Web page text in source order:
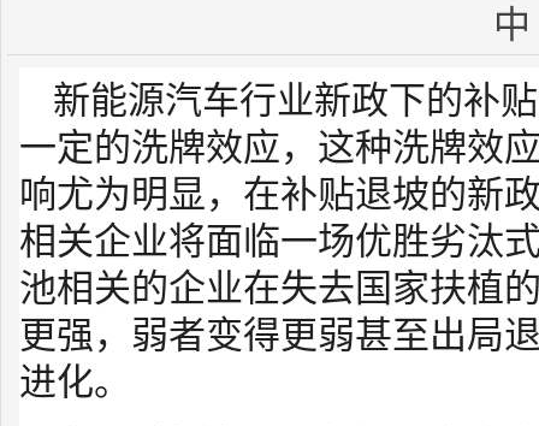
中
新能源汽车行业新政下的补
一定的洗牌效应，这种洗牌效
响尤为明显，在补贴退坡的新
相关企业将面临一场优胜劣汰
池相关的企业在失去国家扶植
更强，弱者变得更弱甚至出局
进化。